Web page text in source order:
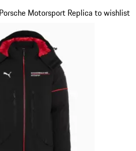
Motorsport Replica to wishlist